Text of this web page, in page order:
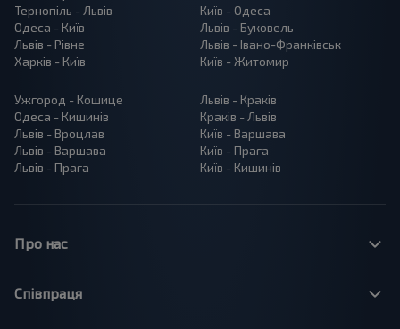
Тернопіль - Львів
Одеса - Київ
Львів - Рівне
Харків - Київ
Київ - Одеса
Львів - Буковель
Львів - Івано-Франківськ
Київ - Житомир
Ужгород - Кошице
Одеса - Кишинів
Львів - Вроцлав
Львів - Варшава
Львів - Прага
Львів - Краків
Краків - Львів
Київ - Варшава
Київ - Прага
Київ - Кишинів
Про нас
Співпраця